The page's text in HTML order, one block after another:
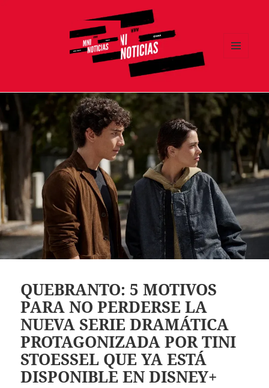
QUEBRANTO: 5 MOTIVOS
PARA NO PERDERSE LA
NUEVA SERIE DRAMÁTICA
PROTAGONIZADA POR TINI
STOESSEL QUE YA ESTÁ
DISPONIBLE EN DISNEY+